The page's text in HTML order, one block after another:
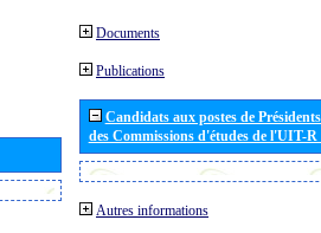
Documents
Publications
Candidats aux postes de
des Commissions d'études de l'UIT-
Autres informations